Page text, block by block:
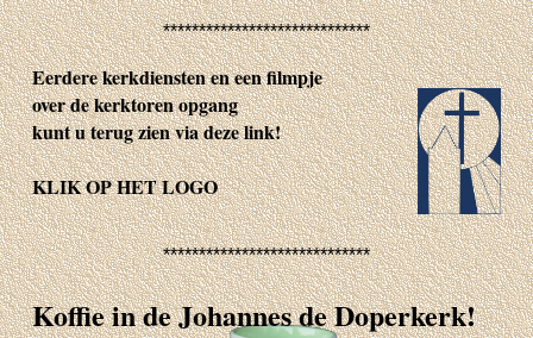
*****************************
Eerdere kerkdiensten en een filmpje
over de kerktoren opgang
kunt u terug zien via deze link!
KLIK OP HET LOGO
*****************************
Koffie in de Johannes de Doperkerk!